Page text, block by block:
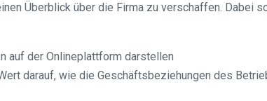
Überblick über die Firma zu verschaffen. Dabei
auf der Onlineplattform darstellen
darauf, wie die Geschäftsbeziehungen des